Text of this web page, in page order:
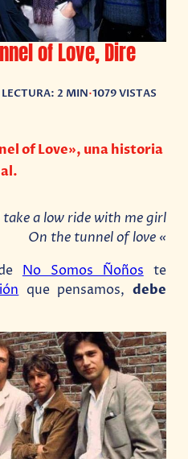
of Love, Dire
2 MIN•1079 VISTAS
of Love», una historia
take a low ride with me girl
On the tunnel of love «
No Somos Ñoños te
que pensamos, debe